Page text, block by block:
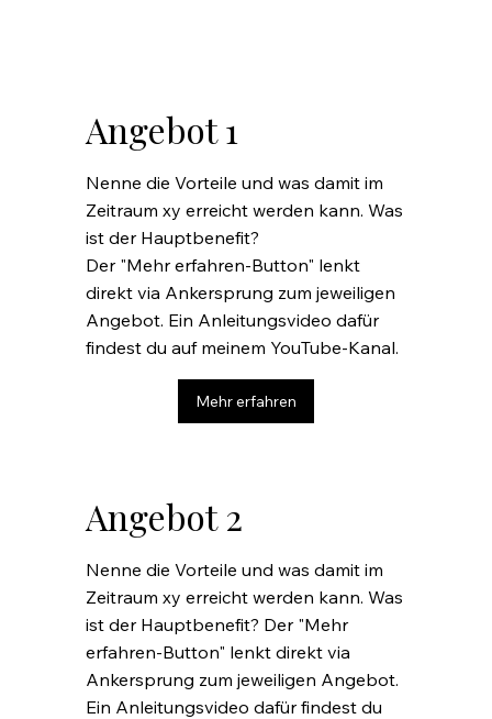
Angebot 1
Nenne die Vorteile und was damit im
Zeitraum xy erreicht werden kann. Was
ist der Hauptbenefit?
Der "Mehr erfahren-Button" lenkt
direkt via Ankersprung zum jeweiligen
Angebot. Ein Anleitungsvideo dafür
findest du auf meinem YouTube-Kanal.
Mehr erfahren
Angebot 2
Nenne die Vorteile und was damit im
Zeitraum xy erreicht werden kann. Was
ist der Hauptbenefit? Der "Mehr
erfahren-Button" lenkt direkt via
Ankersprung zum jeweiligen Angebot.
Ein Anleitungsvideo dafür findest du